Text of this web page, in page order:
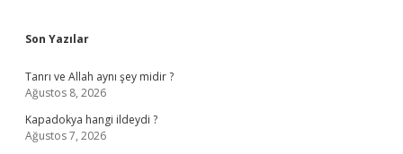
Sidebar
Son Yazılar
Tanrı ve Allah aynı şey midir ?
Ağustos 8, 2026
Kapadokya hangi ildeydi ?
Ağustos 7, 2026